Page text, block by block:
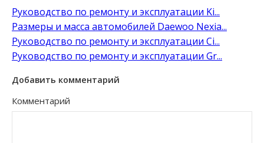
Руководство по ремонту и эксплуатации Ki...
Размеры и масса автомобилей Daewoo Nexia...
Руководство по ремонту и эксплуатации Ci...
Руководство по ремонту и эксплуатации Gr...
Добавить комментарий
Комментарий